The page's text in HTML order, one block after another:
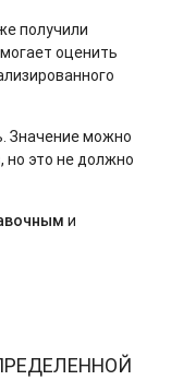
получили
оценить
Значение можно
но это не должно
и